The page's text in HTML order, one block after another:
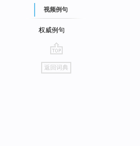
视频例句
权威例句
go
top
返回词典